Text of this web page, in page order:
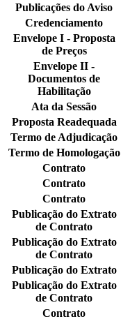
Publicações do Aviso
Credenciamento
Envelope I - Proposta
de Preços
Envelope II -
Documentos de
Habilitação
Ata da Sessão
Proposta Readequada
Termo de Adjudicação
Termo de Homologação
Contrato
Contrato
Contrato
Publicação do Extrato
de Contrato
Publicação do Extrato
de Contrato
Publicação do Extrato
Publicação do Extrato
de Contrato
Contrato